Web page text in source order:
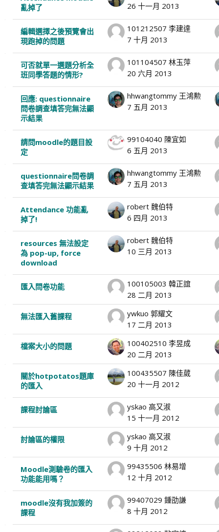
亂掉了
26 十一月 2013
編輯選擇之後預覽會出
現跑掉的問題
101212507 李建達
7 十月 2013
可否就單一選題分析全
班同學答題的情形?
101104507 林玉萍
20 六月 2013
回應: questionnaire
問卷調查填答完無法顯
示結果
hhwangtommy 王鴻勲
7 五月 2013
請問moodle的題目設
定
99104040 陳宜如
6 五月 2013
questionnaire問卷調
查填答完無法顯示結果
hhwangtommy 王鴻勲
7 五月 2013
Attendance 功能亂
掉了!
robert 魏伯特
6 四月 2013
resources 無法設定
為 pop-up, force
download
robert 魏伯特
10 三月 2013
匯入問卷功能
100105003 韓正誼
28 二月 2013
無法匯入舊課程
ywkuo 郭耀文
17 二月 2013
檔案大小的問題
100402510 李昱成
20 二月 2013
關於hotpotatos題庫
的匯入
100435507 陳佳葳
20 十一月 2012
課程討論區
yskao 高又淑
15 十一月 2012
討論區的權限
yskao 高又淑
9 十月 2012
Moodle測驗卷的匯入
功能能用嗎？
99435506 林易增
12 十月 2012
moodle沒有我加簽的
課程
99407029 鍾劭謙
8 十月 2012